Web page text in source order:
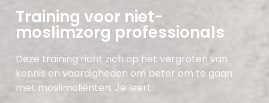
Training voor niet-
moslimzorg professionals
Deze training richt zich op het vergroten van
kennis en vaardigheden om beter om te gaan
met moslimcliënten. Je leert: